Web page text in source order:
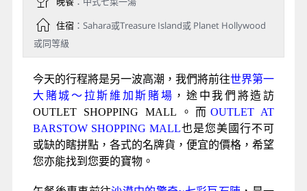
乾果食物，今晚夜宿於此
註：如遇下雪天後不宜進入或遇關閉，則改走
17MILE+卡梅爾小鎮
Day 3
佛雷斯諾－OUTLET AT